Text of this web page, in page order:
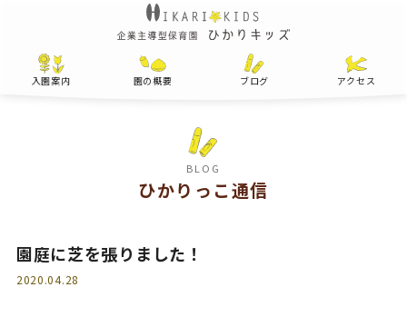
入園案内 園の概要 ブログ アクセス
BLOG
ひかりっこ通信
園庭に芝を張りました！
2020.04.28